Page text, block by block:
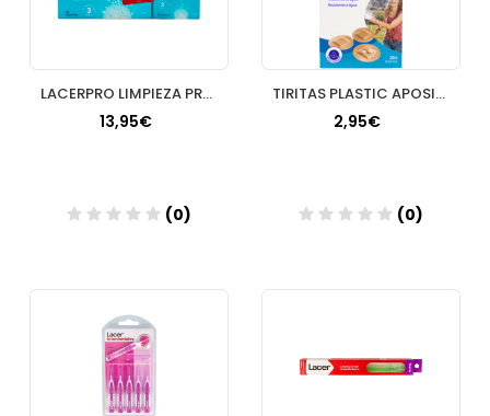
LACERPRO LIMPIEZA PROTESIS DENTAL 64 COMPRIMIDOS
13,95€
(0)
TIRITAS PLASTIC APOSITO ADHESIVO REDONDAS 22 MM
2,95€
(0)